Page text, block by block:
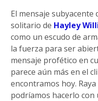
El mensaje
solitario de Hayley
como un escudo de
la fuerza para ser
mensaje profético en
parece aún más en el
encontramos hoy.
podríamos hacerlo con